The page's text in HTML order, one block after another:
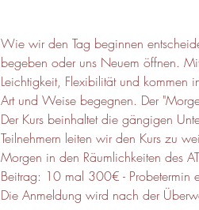
Wie wir den Tag beginnen
begeben oder uns Neuem öffnen.
Leichtigkeit, Flexibilität und kommen
Art und Weise begegnen. Der
Der Kurs beinhaltet die gängigen
Teilnehmern leiten wir den Kurs zu
Morgen in den Räumlichkeiten des
Beitrag: 10 mal 300€ - Probetermin
Die Anmeldung wird nach der